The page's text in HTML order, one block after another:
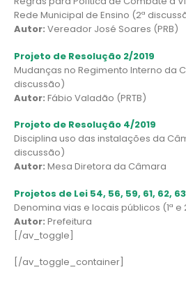
Rede Municipal de Ensino (2ª
Autor: Vereador José Soares (PRB)
Projeto de Resolução 2/2019
Mudanças no Regimento Interno da
discussão)
Autor: Fábio Valadão (PRTB)
Projeto de Resolução 4/2019
Disciplina uso das instalações da
discussão)
Autor: Mesa Diretora da Câmara
Projetos de Lei 54, 56, 59, 61, 62,
Denomina vias e locais públicos (1ª e
Autor: Prefeitura
[/av_toggle]
[/av_toggle_container]